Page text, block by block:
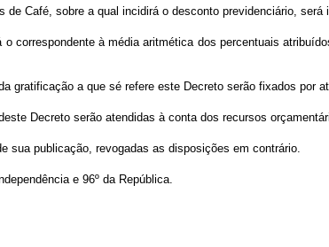
Café, sobre a qual incidirá o desconto previdenciário,
correspondente à média aritmética dos percentuais
gratificação a que sé refere este Decreto serão fixados por
Decreto serão atendidas à conta dos recursos
sua publicação, revogadas as disposições em contrário.
e 96º da República.